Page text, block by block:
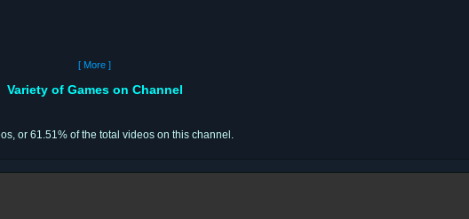
[ More ]
Variety of Games on Channel
or 61.51% of the total videos on this channel.